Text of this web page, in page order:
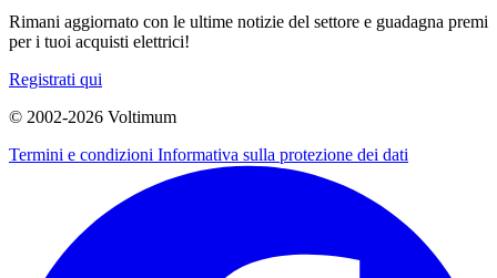
Rimani aggiornato con le ultime notizie del settore e guadagna premi
per i tuoi acquisti elettrici!
Registrati qui
© 2002-2026 Voltimum
Termini e condizioni Informativa sulla protezione dei dati